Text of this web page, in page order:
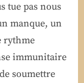
tue pas nous
manque, un
rythme
immunitaire
soumettre